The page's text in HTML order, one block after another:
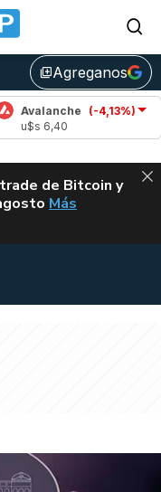
library_addAgreganos
(-4,13%)
6,40
de Bitcoin y
VUELVE EL
Más